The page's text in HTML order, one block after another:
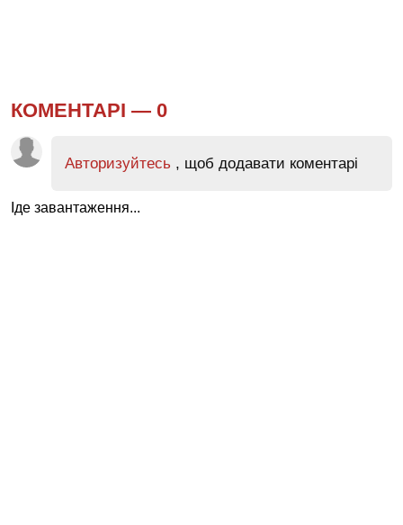
КОМЕНТАРІ — 0
Авторизуйтесь , щоб додавати коментарі
Іде завантаження...